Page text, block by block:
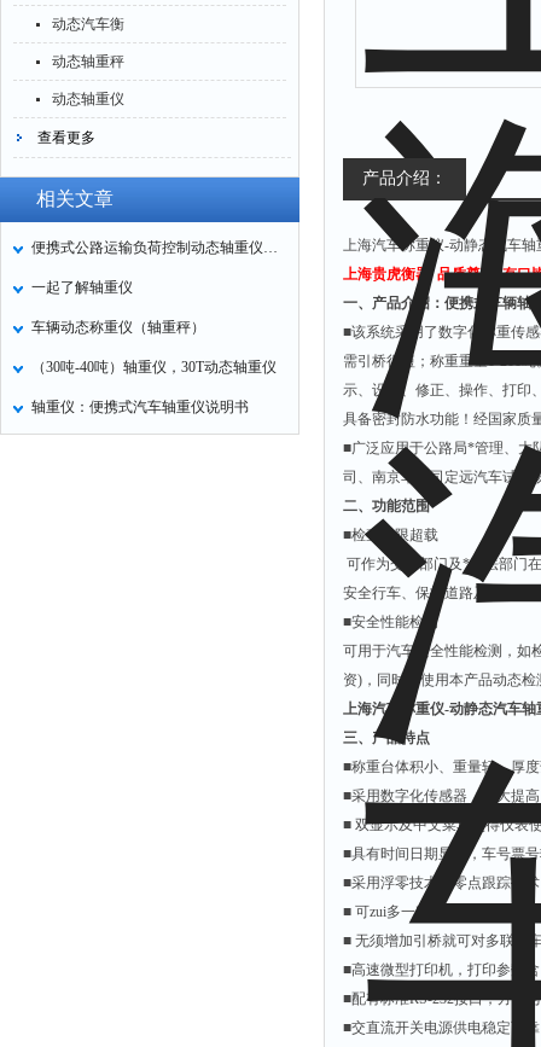
动态汽车衡
动态轴重秤
动态轴重仪
查看更多
相关文章
便携式公路运输负荷控制动态轴重仪各系统参数
一起了解轴重仪
车辆动态称重仪（轴重秤）
（30吨-40吨）轴重仪，30T动态轴重仪
轴重仪：便携式汽车轴重仪说明书
产品介绍：
上海汽车称重仪-动静态汽车轴
上海贵虎衡器 品质尊贵 有口
一、产品介绍：便携式车辆轴
■该系统采用了数字化称重传
需引桥很短；称重重量0-200
示、设定、修正、操作、打印
具备密封防水功能！经国家质
■广泛应用于公路局*管理、大
司、南京车公司定远汽车试验
二、功能范围
■检查超限超载
可作为交管部门及*执法部门
安全行车、保护道路及桥梁至
■安全性能检测
可用于汽车安全性能检测，如
资)，同时因使用本产品动态
上海汽车称重仪-动静态汽车轴
三、产品特点
■称重台体积小、重量轻、厚
■采用数字化传感器，大大提
■ 双显示及中文菜单使得仪表
■具有时间日期显示，车号票
■采用浮零技术和零点跟踪技
■ 可zui多一次计量车轴达10个
■ 无须增加引桥就可对多联轴
■高速微型打印机，打印参数
■配有标准RS-232接口，方便
■交直流开关电源供电稳定可